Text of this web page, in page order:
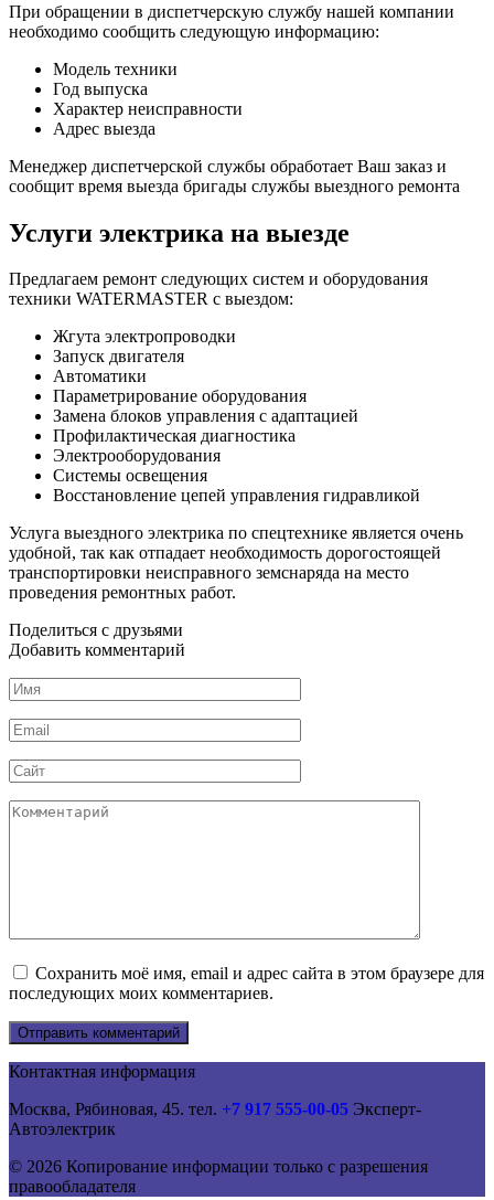
При обращении в диспетчерскую службу нашей компании
необходимо сообщить следующую информацию:
Модель техники
Год выпуска
Характер неисправности
Адрес выезда
Менеджер диспетчерской службы обработает Ваш заказ и
сообщит время выезда бригады службы выездного ремонта
Услуги электрика на выезде
Предлагаем ремонт следующих систем и оборудования
техники WATERMASTER с выездом:
Жгута электропроводки
Запуск двигателя
Автоматики
Параметрирование оборудования
Замена блоков управления с адаптацией
Профилактическая диагностика
Электрооборудования
Системы освещения
Восстановление цепей управления гидравликой
Услуга выездного электрика по спецтехнике является очень
удобной, так как отпадает необходимость дорогостоящей
транспортировки неисправного земснаряда на место
проведения ремонтных работ.
Поделиться с друзьями
Добавить комментарий
Имя
*
Email
*
Сайт
Комментарий
Сохранить моё имя, email и адрес сайта в этом браузере для
последующих моих комментариев.
Контактная информация
Москва, Рябиновая, 45. тел. +7 917 555-00-05 Эксперт-
Автоэлектрик
© 2026 Копирование информации только с разрешения
правообладателя